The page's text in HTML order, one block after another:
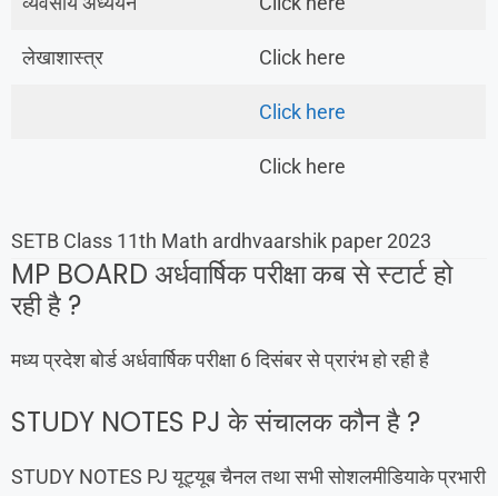
लेखाशास्त्र Click here
Click here
Click here
SETB Class 11th Math ardhvaarshik paper 2023
MP BOARD अर्धवार्षिक परीक्षा कब से स्टार्ट हो
रही है ?
मध्य प्रदेश बोर्ड अर्धवार्षिक परीक्षा 6 दिसंबर से प्रारंभ हो रही है
STUDY NOTES PJ के संचालक कौन है ?
STUDY NOTES PJ यूट्यूब चैनल तथा सभी सोशलमीडियाके प्रभारी